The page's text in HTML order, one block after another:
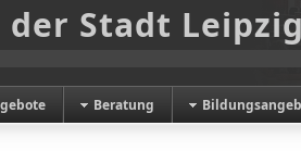
der Stadt Leipzig
Beratung